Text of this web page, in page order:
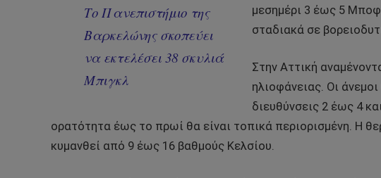
Το Πανεπιστήμιο της
Βαρκελώνης σκοπεύει
να εκτελέσει 38 σκυλιά
Μπιγκλ
μεσημέρι 3 έως 5
σταδιακά σε
Στην Αττική
ηλιοφάνειας. Οι
διευθύνσεις 2 έως 4
ορατότητα έως το πρωί θα είναι τοπικά περιορισμένη. Η
κυμανθεί από 9 έως 16 βαθμούς Κελσίου.